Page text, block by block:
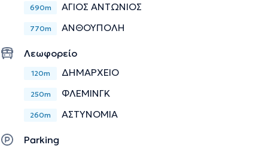
690m ΑΓΙΟΣ ΑΝΤΩΝΙΟΣ
770m ΑΝΘΟΥΠΟΛΗ
Λεωφορείο
120m ΔΗΜΑΡΧΕΙΟ
250m ΦΛΕΜΙΝΓΚ
260m ΑΣΤΥΝΟΜΙΑ
Parking